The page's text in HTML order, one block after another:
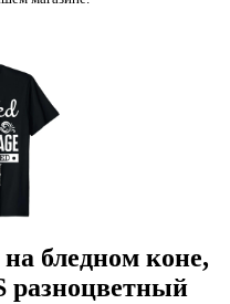
бледном коне,
разноцветный